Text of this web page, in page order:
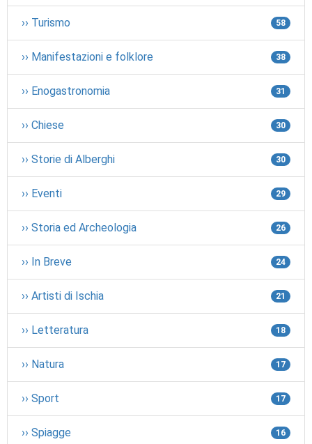
›› Turismo 58
›› Manifestazioni e folklore 38
›› Enogastronomia 31
›› Chiese 30
›› Storie di Alberghi 30
›› Eventi 29
›› Storia ed Archeologia 26
›› In Breve 24
›› Artisti di Ischia 21
›› Letteratura 18
›› Natura 17
›› Sport 17
›› Spiagge 16